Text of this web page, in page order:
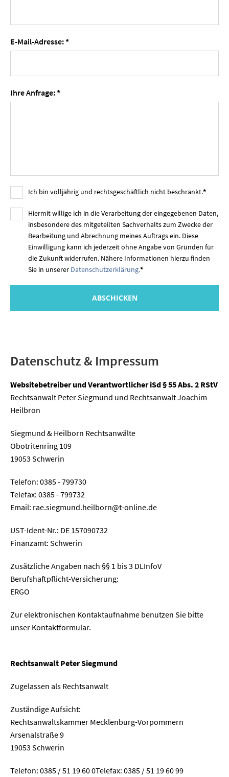
E-Mail-Adresse:*
Ihre Anfrage:*
Ich bin volljährig und rechtsgeschäftlich nicht beschränkt.*
Hiermit willige ich in die Verarbeitung der eingegebenen Daten,
insbesondere des mitgeteilten Sachverhalts zum Zwecke der
Bearbeitung und Abrechnung meines Auftrags ein. Diese
Einwilligung kann ich jederzeit ohne Angabe von Gründen für
die Zukunft widerrufen. Nähere Informationen hierzu finden
Sie in unserer Datenschutzerklärung.*
Datenschutz & Impressum
Websitebetreiber und Verantwortlicher iSd § 55 Abs. 2 RStV
Rechtsanwalt Peter Siegmund und Rechtsanwalt Joachim
Heilbron
Siegmund & Heilborn Rechtsanwälte
Obotritenring 109
19053 Schwerin
Telefon: 0385 - 799730
Telefax: 0385 - 799732
Email: rae.siegmund.heilborn@t-online.de
UST-Ident-Nr.: DE 157090732
Finanzamt: Schwerin
Zusätzliche Angaben nach §§ 1 bis 3 DLInfoV
Berufshaftpflicht-Versicherung:
ERGO
Zur elektronischen Kontaktaufnahme benutzen Sie bitte
unser Kontaktformular.
Rechtsanwalt Peter Siegmund
Zugelassen als Rechtsanwalt
Zuständige Aufsicht:
Rechtsanwaltskammer Mecklenburg-Vorpommern
Arsenalstraße 9
19053 Schwerin
Telefon: 0385 / 51 19 60 0Telefax: 0385 / 51 19 60 99